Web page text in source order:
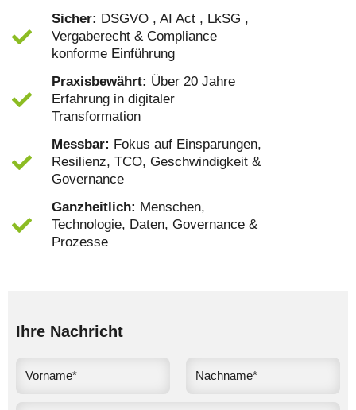
Sicher: DSGVO , AI Act , LkSG ,
Vergaberecht & Compliance
konforme Einführung
Praxisbewährt: Über 20 Jahre
Erfahrung in digitaler
Transformation
Messbar: Fokus auf Einsparungen,
Resilienz, TCO, Geschwindigkeit &
Governance
Ganzheitlich: Menschen,
Technologie, Daten, Governance &
Prozesse
Ihre Nachricht